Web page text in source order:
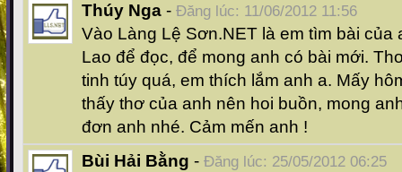
Thúy Nga - Đăng lúc: 11/06/2012 11:56
Vào Làng Lệ Sơn.NET là em tìm bài
Lao để đọc, để mong anh có bài mới.
tinh túy quá, em thích lắm anh a. Mấy
thấy thơ của anh nên hoi buồn, mong
đơn anh nhé. Cảm mến anh !
Bùi Hải Bằng - Đăng lúc: 25/05/2012 06:25